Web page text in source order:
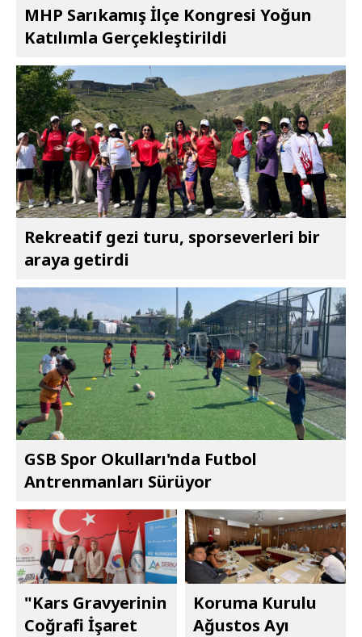
MHP Sarıkamış İlçe Kongresi Yoğun
Katılımla Gerçekleştirildi
Rekreatif gezi turu, sporseverleri bir
araya getirdi
GSB Spor Okulları'nda Futbol
Antrenmanları Sürüyor
"Kars Gravyerinin
Coğrafi İşaret
Koruma Kurulu
Ağustos Ayı